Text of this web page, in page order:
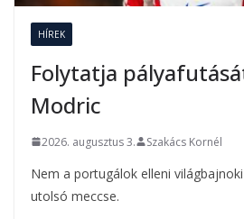
HÍREK
Folytatja
Modric
2026. augusztus 3. Szakács Kornél
Nem a portugálok elleni
utolsó meccse.